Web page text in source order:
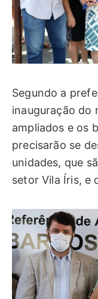
Segundo a
inauguração do
ampliados e os
precisarão se
unidades, que
setor Vila Íris, e